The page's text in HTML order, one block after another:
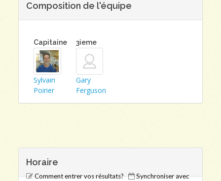
Composition de l'équipe
Capitaine
Sylvain
Poirier
3ieme
Gary
Ferguson
Horaire
Comment entrer vos résultats?
Synchroniser avec